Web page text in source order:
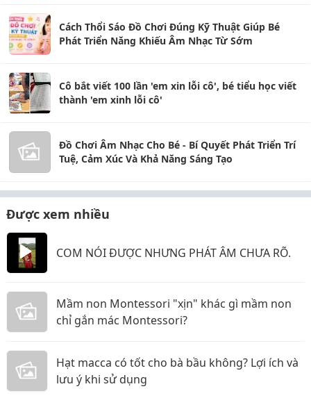
Cách Thổi Sáo Đồ Chơi Đúng Kỹ Thuật Giúp Bé
Phát Triển Năng Khiếu Âm Nhạc Từ Sớm
Cô bắt viết 100 lần 'em xin lỗi cô', bé tiểu học viết
thành 'em xinh lỗi cô'
Đồ Chơi Âm Nhạc Cho Bé - Bí Quyết Phát Triển Trí
Tuệ, Cảm Xúc Và Khả Năng Sáng Tạo
Được xem nhiều
COM NÓI ĐƯỢC NHƯNG PHÁT ÂM CHƯA RÕ.
Mầm non Montessori "xịn" khác gì mầm non
chỉ gắn mác Montessori?
Hạt macca có tốt cho bà bầu không? Lợi ích và
lưu ý khi sử dụng